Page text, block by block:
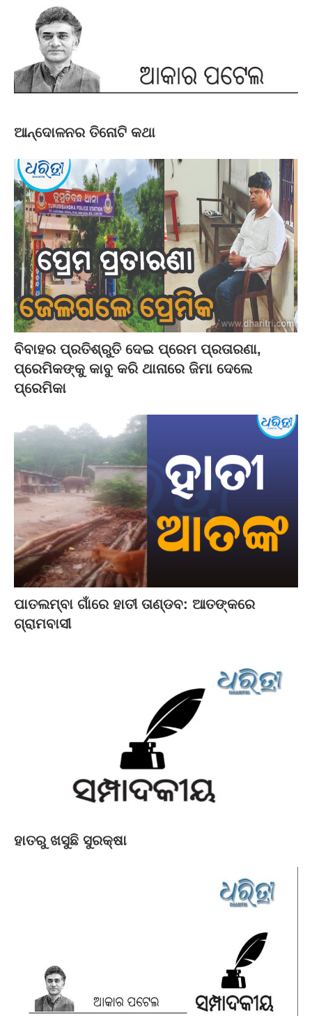
ଆନ୍ଦୋଳନର ତିନୋଟି କଥା
ବିବାହର ପ୍ରତିଶ୍ରୁତି ଦେଇ ପ୍ରେମ ପ୍ରତାରଣା,
ପ୍ରେମିକଙ୍କୁ କାବୁ କରି ଥାନାରେ ଜିମା ଦେଲେ
ପ୍ରେମିକା
ପାତଲମ୍ବା ଗାଁରେ ହାତୀ ତାଣ୍ଡବ: ଆତଙ୍କରେ
ଗ୍ରାମବାସୀ
ହାତରୁ ଖସୁଛି ସୁରକ୍ଷା